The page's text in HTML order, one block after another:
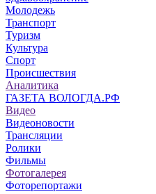
Молодежь
Транспорт
Туризм
Культура
Спорт
Происшествия
Аналитика
ГАЗЕТА ВОЛОГДА.РФ
Видео
Видеоновости
Трансляции
Ролики
Фильмы
Фотогалерея
Фоторепортажи